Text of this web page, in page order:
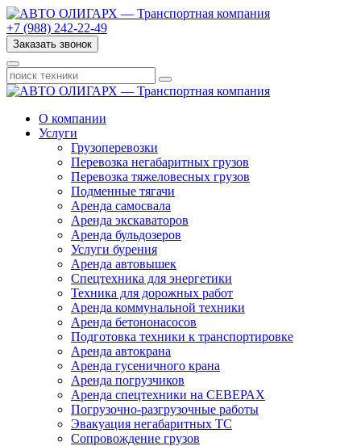
+7 (988) 242-22-49
Заказать звонок
О компании
Услуги
Грузоперевозки
Перевозка негабаритных грузов
Перевозка тяжеловесных грузов
Подменные тягачи
Аренда самосвала
Аренда экскаваторов
Аренда бульдозеров
Услуги бурения
Аренда автовышек
Спецтехника для энергетики
Техника для дорожных работ
Аренда коммунальной техники
Аренда бетононасосов
Подготовка техники к транспортировке
Аренда автокрана
Аренда гусеничного крана
Аренда погрузчиков
Аренда спецтехники на СЕВЕРАХ
Погрузочно-разгрузочные работы
Эвакуация негабаритных ТС
Сопровождение грузов